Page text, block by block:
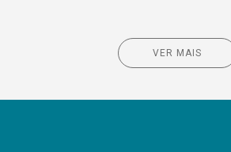
VER MAIS